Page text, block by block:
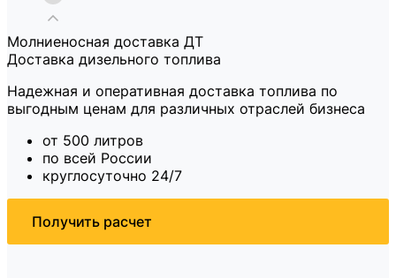
Молниеносная доставка ДТ
Доставка дизельного топлива
Надежная и оперативная доставка топлива по
выгодным ценам для различных отраслей бизнеса
от 500 литров
по всей России
круглосуточно 24/7
Получить расчет